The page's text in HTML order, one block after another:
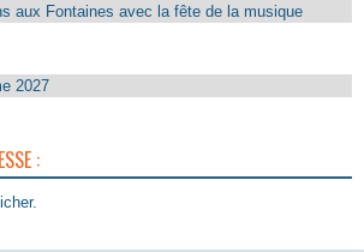
aux Fontaines avec la fête de la musique
2027
: